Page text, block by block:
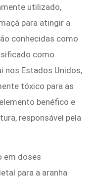
utilizado,
para atingir a
conhecidas como
como
nos Estados Unidos,
tóxico para as
benéfico e
responsável pela
em doses
para a aranha